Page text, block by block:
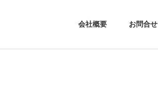
会社概要 お問合せ